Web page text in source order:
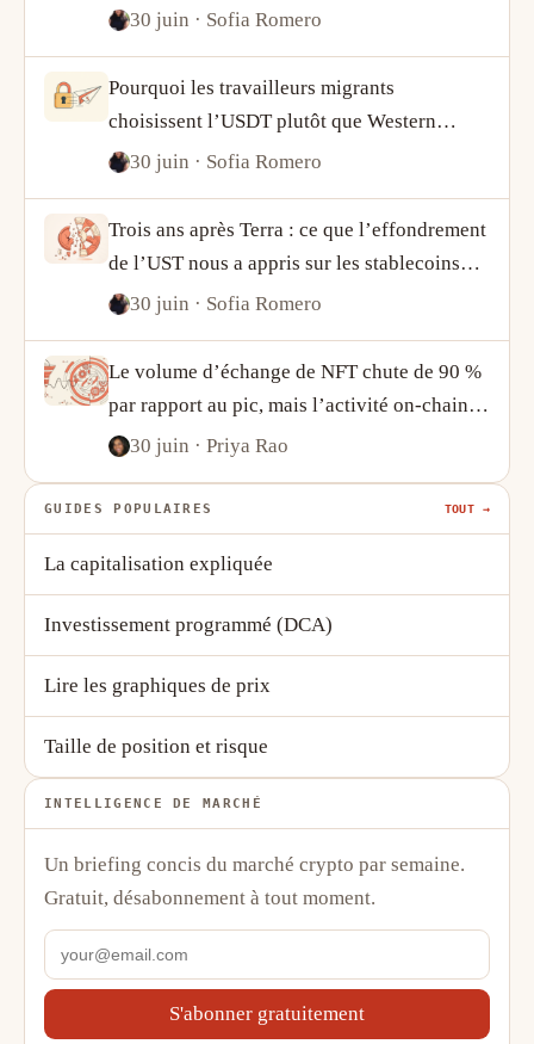
et de l’USDC révèle sur la demande crypto
30 juin · Sofia Romero
Pourquoi les travailleurs migrants
choisissent l’USDT plutôt que Western
Union
30 juin · Sofia Romero
Trois ans après Terra : ce que l’effondrement
de l’UST nous a appris sur les stablecoins
algorithmiques
30 juin · Sofia Romero
Le volume d’échange de NFT chute de 90 %
par rapport au pic, mais l’activité on-chain
raconte une histoire plus complexe
30 juin · Priya Rao
GUIDES POPULAIRES TOUT →
La capitalisation expliquée
Investissement programmé (DCA)
Lire les graphiques de prix
Taille de position et risque
INTELLIGENCE DE MARCHÉ
Un briefing concis du marché crypto par semaine.
Gratuit, désabonnement à tout moment.
S'abonner gratuitement